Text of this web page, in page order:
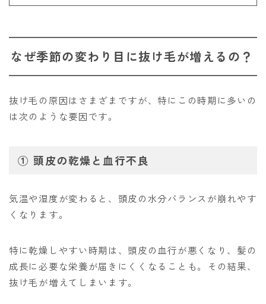
なぜ季節の変わり目に抜け毛が増えるの？
抜け毛の原因はさまざまですが、特にこの時期に多いの
は次のような要因です。
① 頭皮の乾燥と血行不良
気温や湿度が変わると、頭皮の水分バランスが崩れやす
くなります。
特に乾燥しやすい時期は、頭皮の血行が悪くなり、髪の
成長に必要な栄養が届きにくくなることも。その結果、
抜け毛が増えてしまいます。